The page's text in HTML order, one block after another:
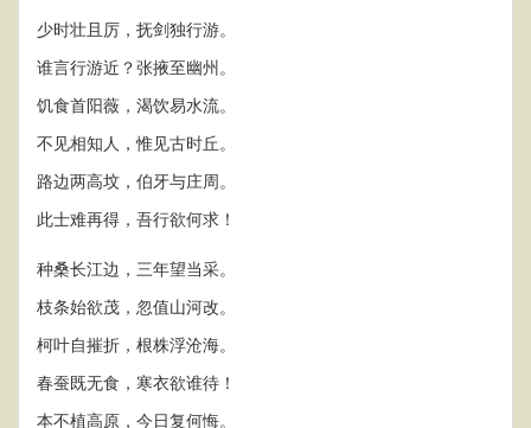
少时壮且厉，抚剑独行游。
谁言行游近？张掖至幽州。
饥食首阳薇，渴饮易水流。
不见相知人，惟见古时丘。
路边两高坟，伯牙与庄周。
此士难再得，吾行欲何求！
种桑长江边，三年望当采。
枝条始欲茂，忽值山河改。
柯叶自摧折，根株浮沧海。
春蚕既无食，寒衣欲谁待！
本不植高原，今日复何悔。